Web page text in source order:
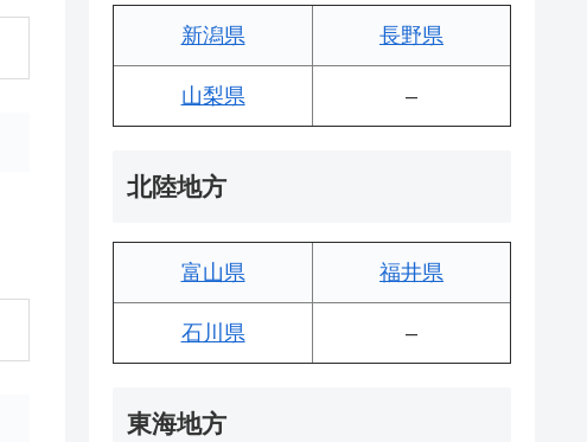
新潟県 長野県
山梨県 –
北陸地方
富山県 福井県
石川県 –
東海地方